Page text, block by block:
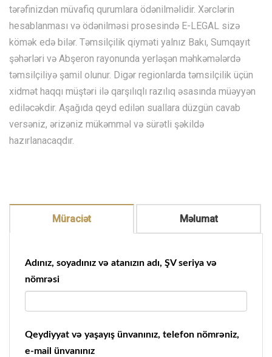
tərəfinizdən müvafiq qurumlara ödənilməlidir. Xərclərin
hesablanması və ödənilməsi prosesində E-LEGAL sizə
kömək edə bilər. Təmsilçilik qiyməti yalnız Bakı, Sumqayıt
şəhərləri və Abşeron rayonunda yerləşən məhkəmələrdə
təmsilçiliyə şamil olunur. Digər regionlarda təmsilçilik üçün
xidmət haqqı müştəri ilə qarşılıqlı razılıq əsasında müəyyən
ediləcəkdir. Aşağıda qeyd edilən suallara düzgün cavab
versəniz, ərizəniz mükəmməl və sürətli şəkildə
hazırlanacaqdır.
Müraciət Məlumat
Adınız, soyadınız və atanızın adı, ŞV seriya və
nömrəsi
Qeydiyyat və yaşayış ünvanınız, telefon nömrəniz,
e-mail ünvanınız